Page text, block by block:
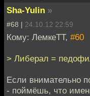
Sha-Yulin »
#68 | 24.10.12 22:59
Кому: ЛемкеТТ, #60
> Либерал =
Если внимательно
- поймёшь, что